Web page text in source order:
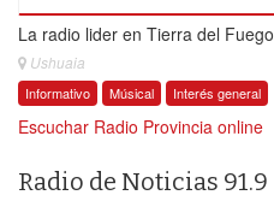
La radio lider en Tierra del Fuego
Ushuaia
Informativo Músical Interés general
Escuchar Radio Provincia online
Radio de Noticias 91.9